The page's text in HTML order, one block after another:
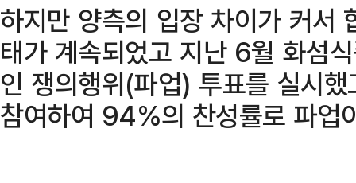
하지만 양측의 입장 차이가 커서
태가 계속되었고 지난 6월 화섬
인 쟁의행위(파업) 투표를 실시
참여하여 94%의 찬성률로 파업